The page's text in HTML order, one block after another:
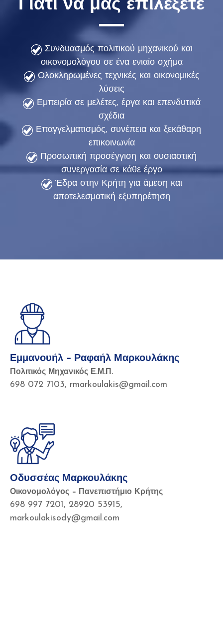
Γιατί να μας επιλέξετε
Συνδυασμός πολιτικού μηχανικού και
οικονομολόγου σε ένα ενιαίο σχήμα
Ολοκληρωμένες τεχνικές και οικονομικές
λύσεις
Εμπειρία σε μελέτες, έργα και επενδυτικά
σχέδια
Επαγγελματισμός, συνέπεια και ξεκάθαρη
επικοινωνία
Προσωπική προσέγγιση και ουσιαστική
συνεργασία σε κάθε έργο
Έδρα στην Κρήτη για άμεση και
αποτελεσματική εξυπηρέτηση
Εμμανουήλ – Ραφαήλ Μαρκουλάκης
Πολιτικός Μηχανικός Ε.Μ.Π.
698 072 7103, rmarkoulakis@gmail.com
Οδυσσέας Μαρκουλάκης
Οικονομολόγος – Πανεπιστήμιο Κρήτης
698 997 7201, 28920 53915,
markoulakisody@gmail.com